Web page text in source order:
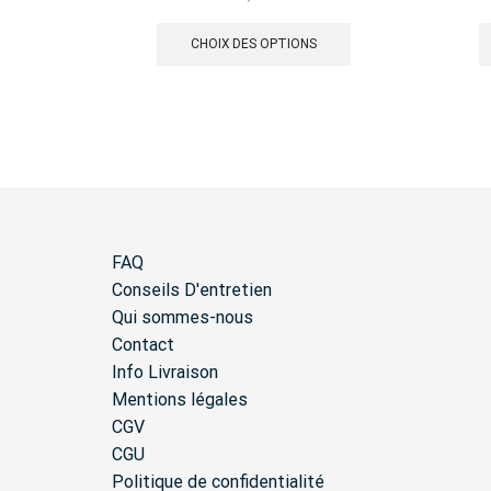
CHOIX DES OPTIONS
FAQ
Conseils D'entretien
Qui sommes-nous
Contact
Info Livraison
Mentions légales
CGV
CGU
Politique de confidentialité